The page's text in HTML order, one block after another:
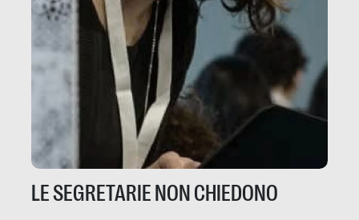
LE SEGRETARIE NON CHIEDONO